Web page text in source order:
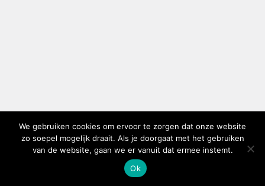
We gebruiken cookies om ervoor te zorgen dat onze website
zo soepel mogelijk draait. Als je doorgaat met het gebruiken
van de website, gaan we er vanuit dat ermee instemt.
Ok